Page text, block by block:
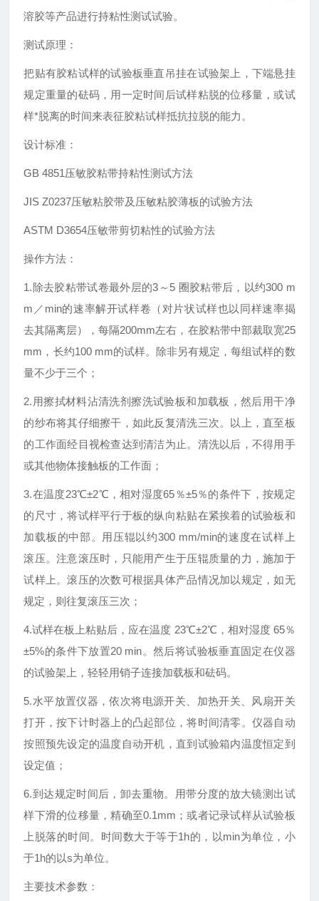
溶胶等产品进行持粘性测试试验。
测试原理：
把贴有胶粘试样的试验板垂直吊挂在试验架上，下端悬挂
规定重量的砝码，用一定时间后试样粘脱的位移量，或试
样*脱离的时间来表征胶粘试样抵抗拉脱的能力。
设计标准：
GB 4851压敏胶粘带持粘性测试方法
JIS Z0237压敏粘胶带及压敏粘胶薄板的试验方法
ASTM D3654压敏带剪切粘性的试验方法
操作方法：
1.除去胶粘带试卷最外层的3～5 圈胶粘带后，以约300 m
m／min的速率解开试样卷（对片状试样也以同样速率揭
去其隔离层），每隔200mm左右，在胶粘带中部裁取宽25
mm，长约100 mm的试样。除非另有规定，每组试样的数
量不少于三个；
2.用擦拭材料沾清洗剂擦洗试验板和加载板，然后用干净
的纱布将其仔细擦干，如此反复清洗三次。以上，直至板
的工作面经目视检查达到清洁为止。清洗以后，不得用手
或其他物体接触板的工作面；
3.在温度23℃±2℃，相对湿度65％±5％的条件下，按规定
的尺寸，将试样平行于板的纵向粘贴在紧挨着的试验板和
加载板的中部。用压辊以约300 mm/min的速度在试样上
滚压。注意滚压时，只能用产生于压辊质量的力，施加于
试样上。滚压的次数可根据具体产品情况加以规定，如无
规定，则往复滚压三次；
4.试样在板上粘贴后，应在温度 23℃±2℃，相对湿度 65％
±5%的条件下放置20 min。然后将试验板垂直固定在仪器
的试验架上，轻轻用销子连接加载板和砝码。
5.水平放置仪器，依次将电源开关、加热开关、风扇开关
打开，按下计时器上的凸起部位，将时间清零。仪器自动
按照预先设定的温度自动开机，直到试验箱内温度恒定到
设定值；
6.到达规定时间后，卸去重物。用带分度的放大镜测出试
样下滑的位移量，精确至0.1mm；或者记录试样从试验板
上脱落的时间。时间数大于等于1h的，以min为单位，小
于1h的以s为单位。
主要技术参数：